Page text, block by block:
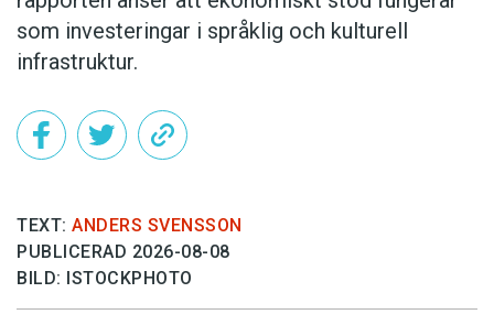
som investeringar i språklig och kulturell
infrastruktur.
TEXT: ANDERS SVENSSON
PUBLICERAD 2026-08-08
BILD: ISTOCKPHOTO